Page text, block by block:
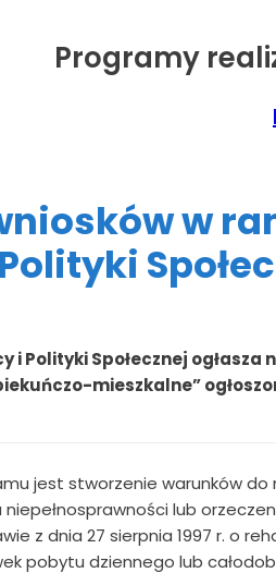
Programy
w
i Polityki Społecznej
mieszkalne”
jest stworzenie warunków
lub
z dnia 27 sierpnia 1997 r. o
pobytu dziennego lub